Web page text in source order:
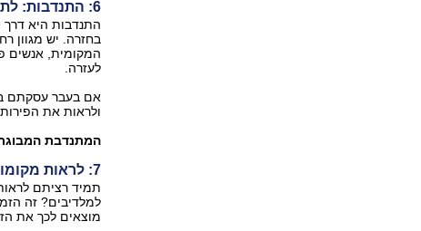
6: התנדבות: לתת ולקבל
התנדבות היא דרך
בחזרה. יש מגוון
המקומית, אנשים
לעזרה.
אם בעבר עסקתם
ולראות את
המתנדבת
7: לראות מקומות חדשים
תמיד רציתם
למלדיבים? זה
מוצאים לכך את